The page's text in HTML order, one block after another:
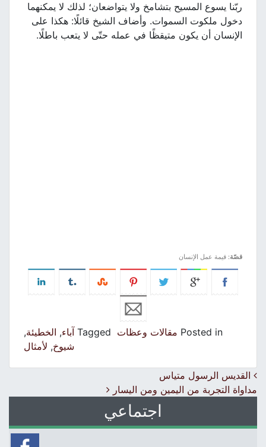
ربّنا يسوع المسيح بتشامخ ولا يتواضعان؛ لذلك لا يمكنهما
دخول ملكوت السموات. وأضاف الشيخ قائلًا: هكذا على
الإنسان أن يكون متيقظًا في عمله حتّى لا يتعب باطلًا.
قصّة: قيمة عمل الإنسان
Posted in مقالات وعظات Tagged آباء,الخطيئة,
شيوخ,لأمثال
Post navigation
القديس الرسول متياس
مداواة التجربة من اليمين ومن اليسار
اجتماعي